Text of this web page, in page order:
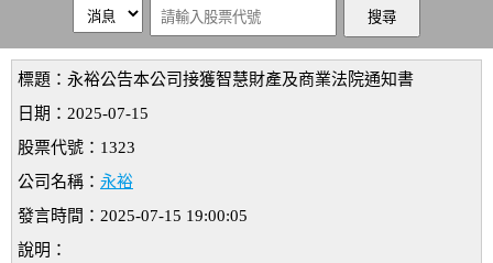
標題：永裕公告本公司接獲智慧財產及商業法院通知書
日期：2025-07-15
股票代號：1323
公司名稱： 永裕
發言時間：2025-07-15 19:00:05
說明：